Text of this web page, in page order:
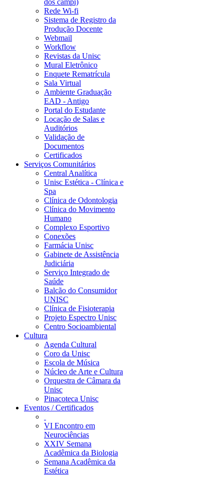
dos campi)
Rede Wi-fi
Sistema de Registro da
Produção Docente
Webmail
Workflow
Revistas da Unisc
Mural Eletrônico
Enquete Rematrícula
Sala Virtual
Ambiente Graduação
EAD - Antigo
Portal do Estudante
Locação de Salas e
Auditórios
Validação de
Documentos
Certificados
Serviços Comunitários
Central Analítica
Unisc Estética - Clínica e
Spa
Clínica de Odontologia
Clínica do Movimento
Humano
Complexo Esportivo
Conexões
Farmácia Unisc
Gabinete de Assistência
Judiciária
Serviço Integrado de
Saúde
Balcão do Consumidor
UNISC
Clínica de Fisioterapia
Projeto Espectro Unisc
Centro Socioambiental
Cultura
Agenda Cultural
Coro da Unisc
Escola de Música
Núcleo de Arte e Cultura
Orquestra de Câmara da
Unisc
Pinacoteca Unisc
Eventos / Certificados
VI Encontro em
Neurociências
XXIV Semana
Acadêmica da Biologia
Semana Acadêmica da
Estética